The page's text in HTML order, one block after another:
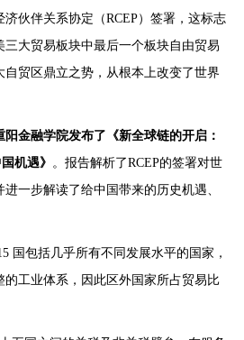
济伙伴关系协定（RCEP）签署，这标志
大贸易板块中最后一个板块自由贸易
自贸区鼎立之势，从根本上改变了世界
阳金融学院发布了《新全球链的开启：
机遇》 。报告解析了RCEP的签署对世
一步解读了给中国带来的历史机遇、
国包括几乎所有不同发展水平的国家，
的工业体系，因此区外国家所占贸易比